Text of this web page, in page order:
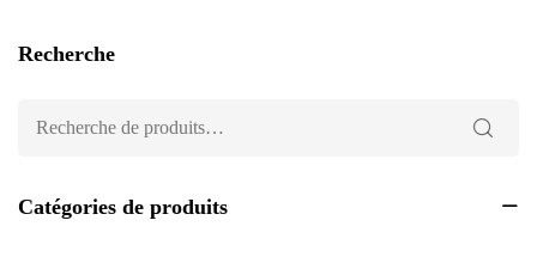
Recherche
Catégories de produits